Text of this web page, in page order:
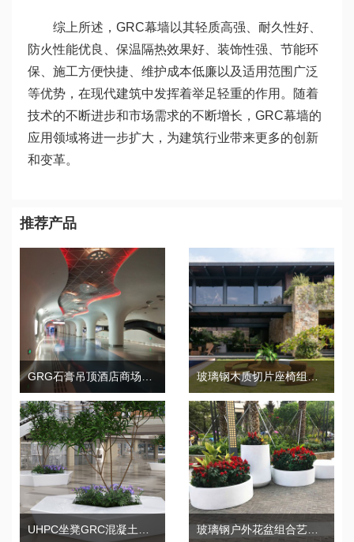
综上所述，GRC幕墙以其轻质高强、耐久性好、
防火性能优良、保温隔热效果好、装饰性强、节能环
保、施工方便快捷、维护成本低廉以及适用范围广泛
等优势，在现代建筑中发挥着举足轻重的作用。随着
技术的不断进步和市场需求的不断增长，GRC幕墙的
应用领域将进一步扩大，为建筑行业带来更多的创新
和变革。
推荐产品
玻璃钢木质切片座椅组合艺术景观坐凳